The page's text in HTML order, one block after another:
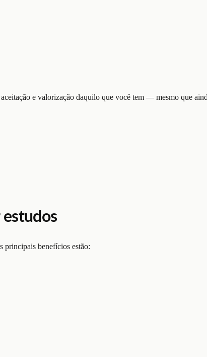
e valorização daquilo que você tem — mesmo que
principais benefícios estão: